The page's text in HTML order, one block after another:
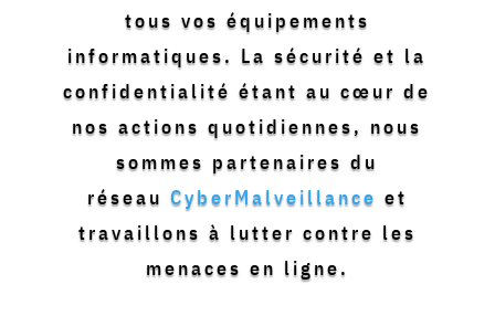
tous vos équipements
informatiques. La sécurité et la
confidentialité étant au cœur de
nos actions quotidiennes, nous
sommes partenaires du
réseau CyberMalveillance et
travaillons à lutter contre les
menaces en ligne.